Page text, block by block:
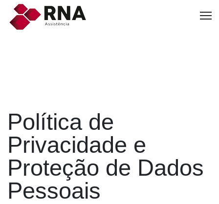
Política de
Privacidade e
Proteção de Dados
Pessoais